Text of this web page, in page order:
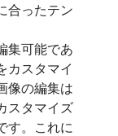
合ったテン
集可能であ
カスタマイ
像の編集は
スタマイズ
す。これに